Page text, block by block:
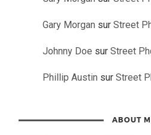
Gary Morgan surStreet
Johnny Doe surStreet
Phillip Austin surStreet
ABOUT